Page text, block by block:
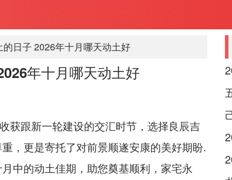
日子 2026年十月哪天动土好
年十月哪天动土好
获跟新一轮建设的交汇时节，选择良辰吉
，更是寄托了对前景顺遂安康的美好期盼.
中的动土佳期，助您奠基顺利，家宅永